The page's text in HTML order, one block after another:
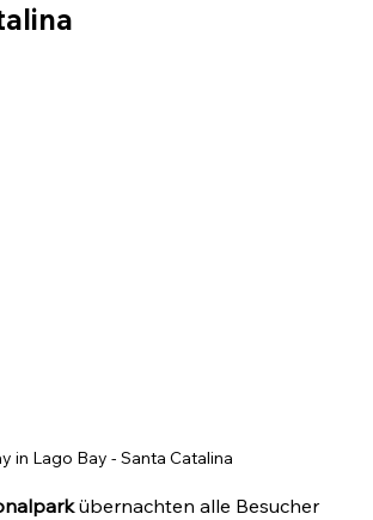
in Lago Bay - Santa Catalina
übernachten alle Besucher